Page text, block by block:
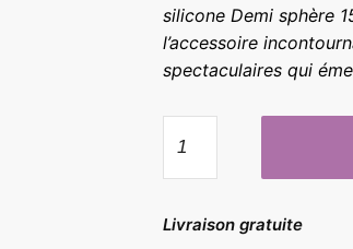
silicone Demi sphère
l’accessoire
spectaculaires qui
de
Moule
sphère
Livraison gratuite